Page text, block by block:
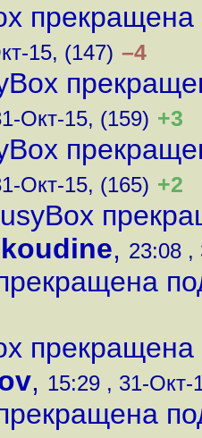
15, (147) –4
Окт-15, (159) +3
Окт-15, (165) +2
, 23:08 ,
, 15:29 , 31-Окт-